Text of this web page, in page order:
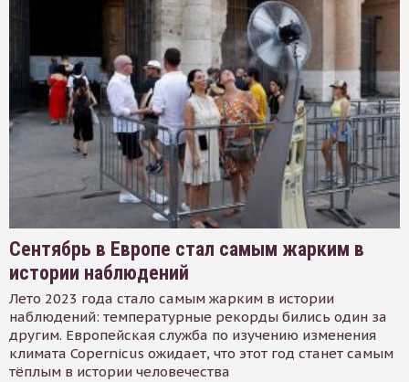
Сентябрь в Европе стал самым жарким в
истории наблюдений
Лето 2023 года стало самым жарким в истории
наблюдений: температурные рекорды бились один за
другим. Европейская служба по изучению изменения
климата Copernicus ожидает, что этот год станет самым
тёплым в истории человечества